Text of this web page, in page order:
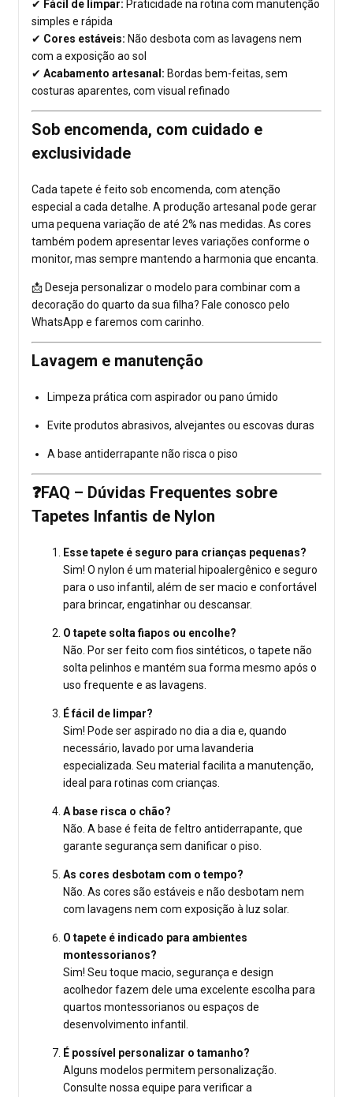
✔ Fácil de limpar: Praticidade na rotina com manutenção
simples e rápida
✔ Cores estáveis: Não desbota com as lavagens nem
com a exposição ao sol
✔ Acabamento artesanal: Bordas bem-feitas, sem
costuras aparentes, com visual refinado
Sob encomenda, com cuidado e
exclusividade
Cada tapete é feito sob encomenda, com atenção
especial a cada detalhe. A produção artesanal pode gerar
uma pequena variação de até 2% nas medidas. As cores
também podem apresentar leves variações conforme o
monitor, mas sempre mantendo a harmonia que encanta.
📩 Deseja personalizar o modelo para combinar com a
decoração do quarto da sua filha? Fale conosco pelo
WhatsApp e faremos com carinho.
Lavagem e manutenção
Limpeza prática com aspirador ou pano úmido
Evite produtos abrasivos, alvejantes ou escovas duras
A base antiderrapante não risca o piso
❓FAQ – Dúvidas Frequentes sobre
Tapetes Infantis de Nylon
Esse tapete é seguro para crianças pequenas?
Sim! O nylon é um material hipoalergênico e seguro
para o uso infantil, além de ser macio e confortável
para brincar, engatinhar ou descansar.
O tapete solta fiapos ou encolhe?
Não. Por ser feito com fios sintéticos, o tapete não
solta pelinhos e mantém sua forma mesmo após o
uso frequente e as lavagens.
É fácil de limpar?
Sim! Pode ser aspirado no dia a dia e, quando
necessário, lavado por uma lavanderia
especializada. Seu material facilita a manutenção,
ideal para rotinas com crianças.
A base risca o chão?
Não. A base é feita de feltro antiderrapante, que
garante segurança sem danificar o piso.
As cores desbotam com o tempo?
Não. As cores são estáveis e não desbotam nem
com lavagens nem com exposição à luz solar.
O tapete é indicado para ambientes
montessorianos?
Sim! Seu toque macio, segurança e design
acolhedor fazem dele uma excelente escolha para
quartos montessorianos ou espaços de
desenvolvimento infantil.
É possível personalizar o tamanho?
Alguns modelos permitem personalização.
Consulte nossa equipe para verificar a